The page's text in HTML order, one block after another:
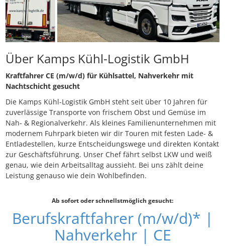
Über Kamps Kühl-Logistik GmbH
Kraftfahrer CE (m/w/d) für Kühlsattel, Nahverkehr mit
Nachtschicht gesucht
Die Kamps Kühl-Logistik GmbH steht seit über 10 Jahren für
zuverlässige Transporte von frischem Obst und Gemüse im
Nah- & Regionalverkehr. Als kleines Familienunternehmen mit
modernem Fuhrpark bieten wir dir Touren mit festen Lade- &
Entladestellen, kurze Entscheidungswege und direkten Kontakt
zur Geschäftsführung. Unser Chef fährt selbst LKW und weiß
genau, wie dein Arbeitsalltag aussieht. Bei uns zählt deine
Leistung genauso wie dein Wohlbefinden.
Ab sofort oder schnellstmöglich gesucht:
Berufskraftfahrer (m/w/d)* |
Nahverkehr | CE